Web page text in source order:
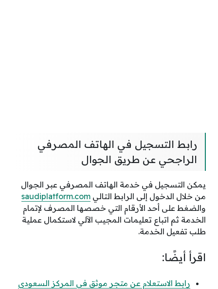
رابط التسجيل في الهاتف المصرفي
الراجحي عن طريق الجوال
يمكن التسجيل في خدمة الهاتف المصرفي عبر الجوال
من خلال الدخول إلى الرابط التالي saudiplatform.com
والضغط على أحد الأرقام التي خصصها المصرف لإتمام
الخدمة ثم اتباع تعليمات المجيب الآلي لاستكمال عملية
طلب تفعيل الخدمة.
اقرأ أيضًا:
رابط الاستعلام عن متجر موثق في المركز السعودي